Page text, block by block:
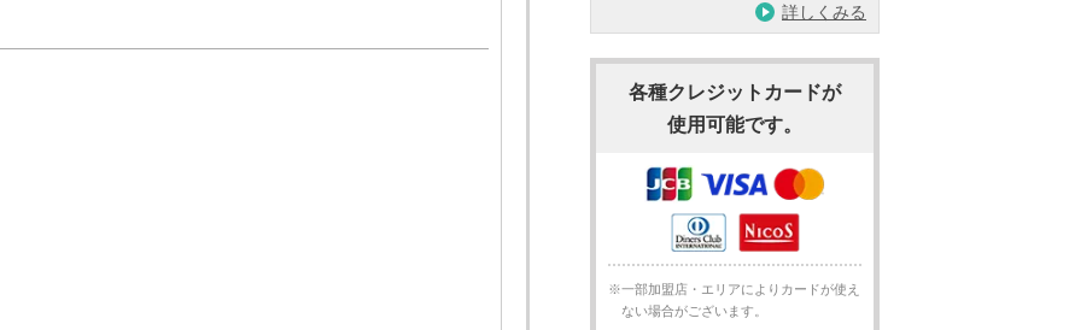
詳しくみる
各種クレジットカードが
使用可能です。
※一部加盟店・エリアによりカードが使え
ない場合がございます。